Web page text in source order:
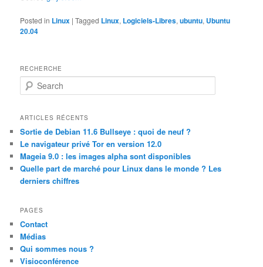
Posted in Linux |Tagged Linux, Logiciels-Libres,ubuntu, Ubuntu
20.04
RECHERCHE
e
r
h
ARTICLES RÉCENTS
Sortie de Debian 11.6 Bullseye : quoi de neuf ?
Le navigateur privé Tor en version 12.0
Mageia 9.0 : les images alpha sont disponibles
Quelle part de marché pour Linux dans le monde ? Les
derniers chiffres
PAGES
Contact
Médias
Qui sommes nous ?
Visioconférence